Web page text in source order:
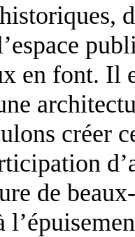
en font. Il
créer
de